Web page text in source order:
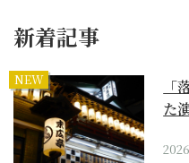
新着記事
NEW
た